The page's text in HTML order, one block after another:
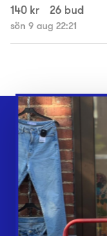
140 kr
26 bud
sön 9 aug 22:21
Webbshop
Butiker
Lämna in
Vårt